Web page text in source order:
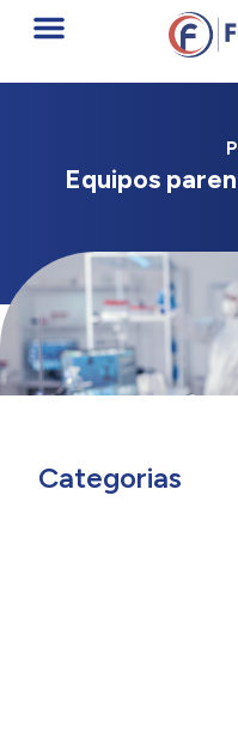
Equipos
Categorias